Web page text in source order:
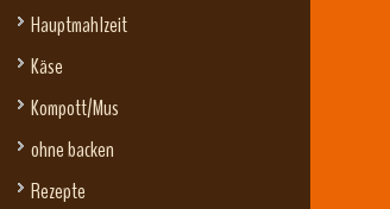
Hauptmahlzeit
Käse
Kompott/Mus
ohne backen
Rezepte